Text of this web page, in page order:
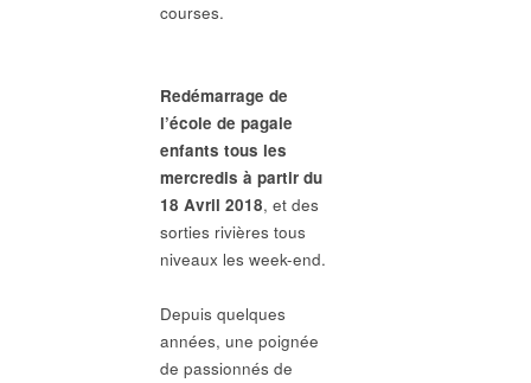
courses.
Redémarrage de
l’école de pagaie
enfants tous les
mercredis à partir du
18 Avril 2018, et des
sorties rivières tous
niveaux les week-end.
Depuis quelques
années, une poignée
de passionnés de